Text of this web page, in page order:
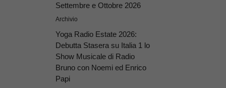
Settembre e Ottobre 2026
Archivio
Yoga Radio Estate 2026:
Debutta Stasera su Italia 1 lo
Show Musicale di Radio
Bruno con Noemi ed Enrico
Papi